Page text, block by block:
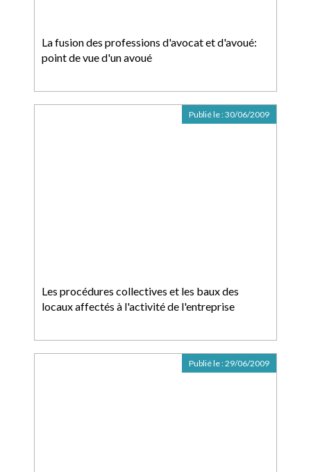
La fusion des professions d'avocat et d'avoué:
point de vue d'un avoué
Les procédures collectives et les baux des
locaux affectés à l'activité de l'entreprise
Publié le :30/06/2009
Publié le :29/06/2009